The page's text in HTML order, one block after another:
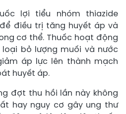
lợi tiểu nhóm thiazide
điều trị tăng huyết áp và
cơ thể. Thuốc hoạt động
bỏ lượng muối và nước
áp lực lên thành mạch
huyết áp.
đợt thu hồi lần này không
hay nguy cơ gây ung thư